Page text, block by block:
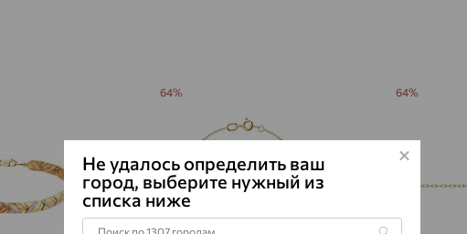
64% 64%
Не удалось определить ваш
город, выберите нужный из
списка ниже